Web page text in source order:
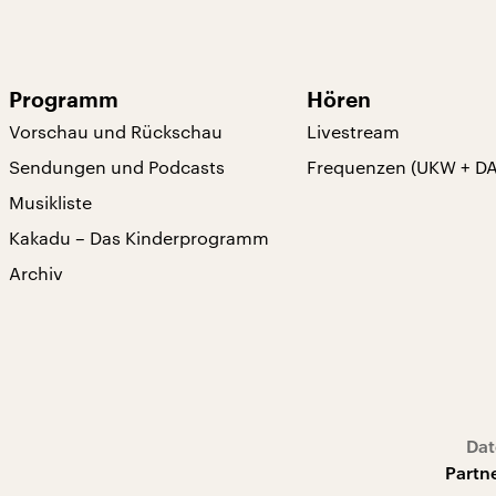
Programm
Vorschau und Rückschau
Sendungen und Podcasts
Musikliste
Kakadu – Das Kinderprogramm
Archiv
Hören
Livestream
Frequenzen (UKW +